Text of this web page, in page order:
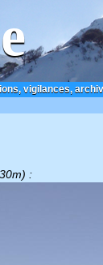
vigilances,
: